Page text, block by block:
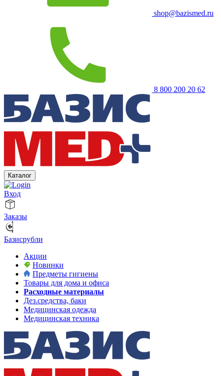
shop@bazismed.ru
8 800 200 20 62
Каталог
Вход
Заказы
Базисрубли
Акции
Новинки
Предметы гигиены
Товары для дома и офиса
Расходные материалы
Дез.средства, баки
Медицинская одежда
Медицинская техника